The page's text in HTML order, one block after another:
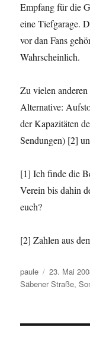
Empfang für die
eine Tiefgarage.
vor dan Fans
Wahrscheinlich.
Zu vielen
Alternative:
der Kapazitäten
Sendungen) [2]
[1] Ich finde die
Verein bis dahin
euch?
[2] Zahlen aus
Autor
paule
am
23. Mai
Säbener Straße,